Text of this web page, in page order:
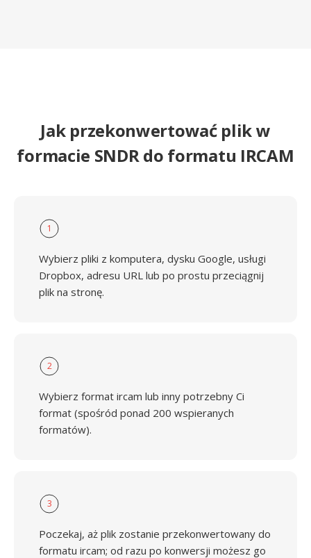
Jak przekonwertować plik w
formacie SNDR do formatu IRCAM
1
Wybierz pliki z komputera, dysku Google, usługi
Dropbox, adresu URL lub po prostu przeciągnij
plik na stronę.
2
Wybierz format ircam lub inny potrzebny Ci
format (spośród ponad 200 wspieranych
formatów).
3
Poczekaj, aż plik zostanie przekonwertowany do
formatu ircam; od razu po konwersji możesz go